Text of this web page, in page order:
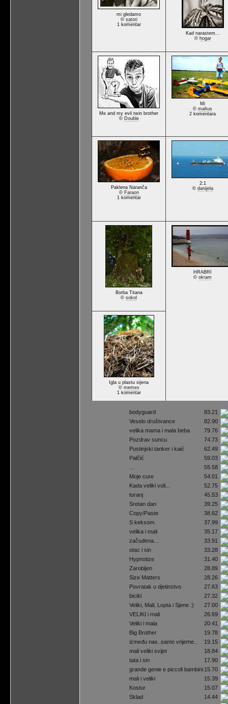
mi gledamo
© satori
1 komentar
Kad narastem...
© hogar
Me and my evil twin brother
© Double
Mi
© maltus
2 komentara
Paklena Naranča
© Faraon
1 komentar
2:1
© danijela
Borba Titana
© sokol
HRABRI
© okram
Igla u plastu sijena
© memex
1 komentar
bodyguard
83.21
Veselo društvance
82.90
velika mama i mala beba
79.76
Pozdrav suncu
74.73
Pustinjski tanker i kaić
62.49
Palčić
59.03
55.58
Moje cure
54.01
Kada veliki voli...
52.75
toranj
45.53
Sretan dan
39.25
Copy/Paste
38.62
S keksom.
37.99
velika i mali
35.17
začuđena...
33.91
otac i sin
33.28
Hypnotize
31.40
Zarobljen
28.89
Size Matters
28.26
Povratak u djetinstvo
27.63
bicikl
27.32
Veliki, Mali, Lopta i Sjene :)
27.00
VELIKI i mali
26.69
Veliki i mala
20.41
Big Brother
19.78
između nas..samo vrijeme..
19.15
mali veliki svijet
18.84
tata i sin
17.90
grande genie e piccoli bambini 15.70
mali i veliki
15.39
Kostur
15.07
Sklad
14.44